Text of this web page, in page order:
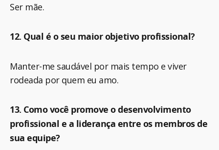
Ser mãe.
12. Qual é o seu maior objetivo profissional?
Manter-me saudável por mais tempo e viver
rodeada por quem eu amo.
13. Como você promove o desenvolvimento
profissional e a liderança entre os membros de
sua equipe?